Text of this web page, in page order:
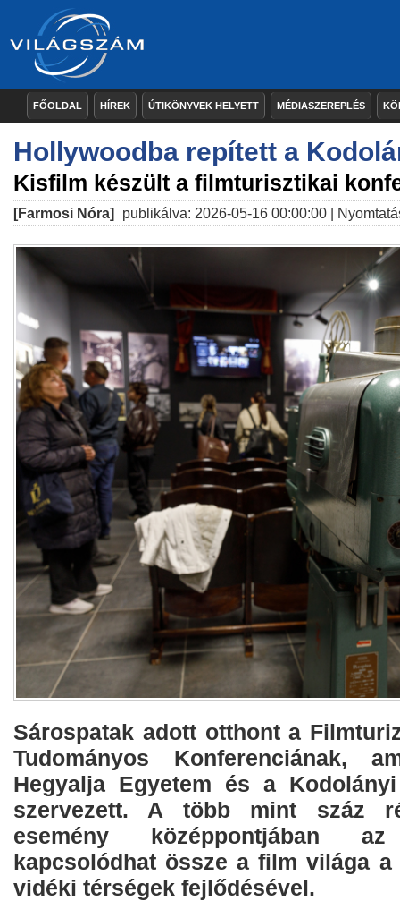
FŐOLDAL HÍREK ÚTIKÖNYVEK HELYETT MÉDIASZEREPLÉS
Hollywoodba repített a
Kisfilm készült a filmturisztikai
[Farmosi Nóra] publikálva: 2026-05-16 00:00:00 |
Sárospatak adott otthont a
Tudományos Konferenciának,
Hegyalja Egyetem és a
szervezett. A több mint száz
esemény középpontjában
kapcsolódhat össze a film világa
vidéki térségek fejlődésével.